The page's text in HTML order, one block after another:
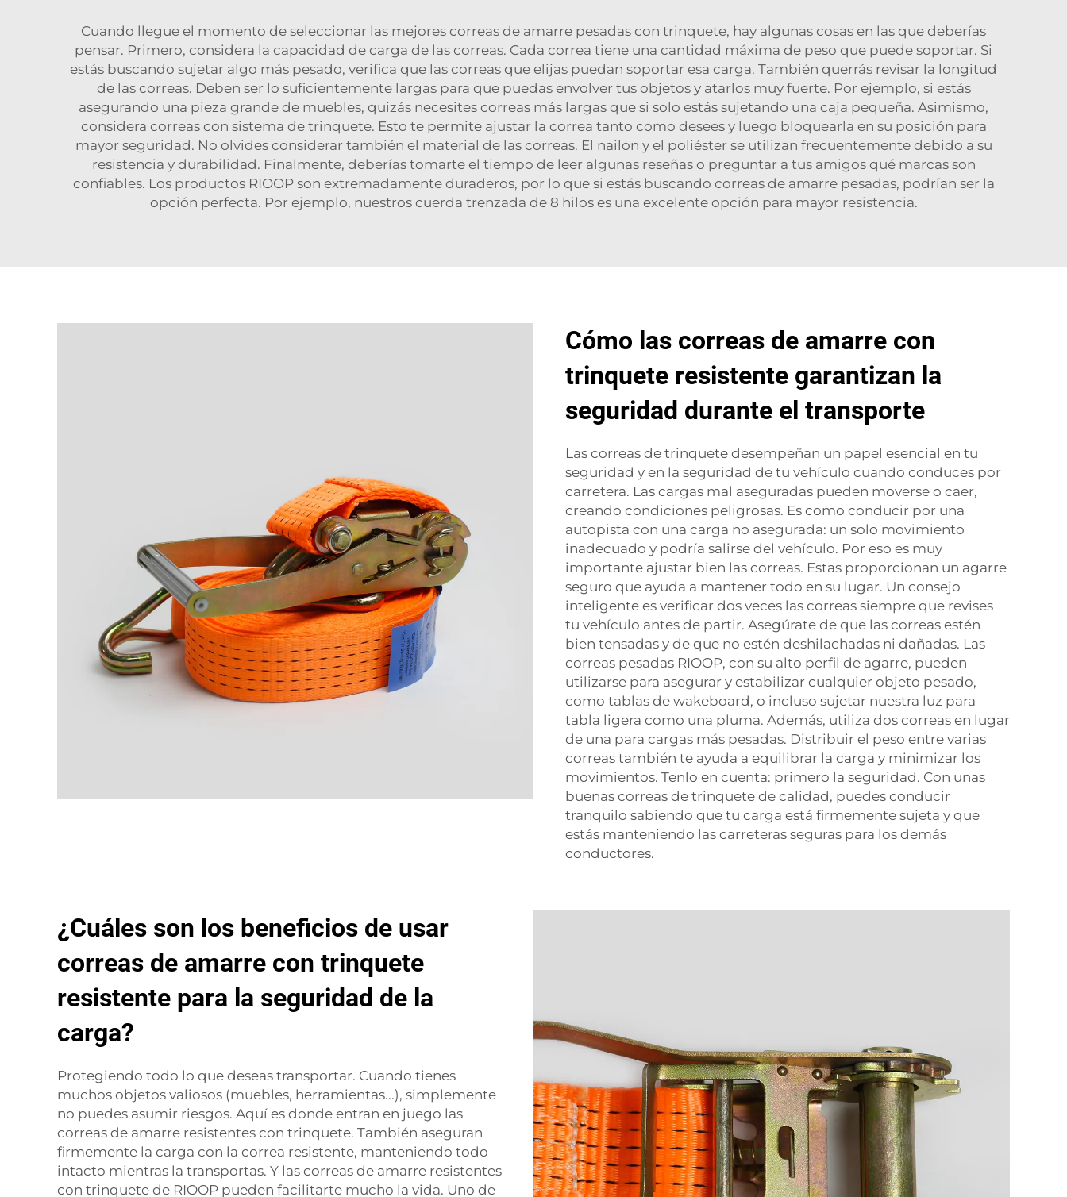
Cuando llegue el momento de seleccionar las mejores correas de amarre pesadas con trinquete, hay algunas cosas en las que deberías
pensar. Primero, considera la capacidad de carga de las correas. Cada correa tiene una cantidad máxima de peso que puede soportar. Si
estás buscando sujetar algo más pesado, verifica que las correas que elijas puedan soportar esa carga. También querrás revisar la longitud
de las correas. Deben ser lo suficientemente largas para que puedas envolver tus objetos y atarlos muy fuerte. Por ejemplo, si estás
asegurando una pieza grande de muebles, quizás necesites correas más largas que si solo estás sujetando una caja pequeña. Asimismo,
considera correas con sistema de trinquete. Esto te permite ajustar la correa tanto como desees y luego bloquearla en su posición para
mayor seguridad. No olvides considerar también el material de las correas. El nailon y el poliéster se utilizan frecuentemente debido a su
resistencia y durabilidad. Finalmente, deberías tomarte el tiempo de leer algunas reseñas o preguntar a tus amigos qué marcas son
confiables. Los productos RIOOP son extremadamente duraderos, por lo que si estás buscando correas de amarre pesadas, podrían ser la
opción perfecta. Por ejemplo, nuestros cuerda trenzada de 8 hilos es una excelente opción para mayor resistencia.
Cómo las correas de amarre con
trinquete resistente garantizan la
seguridad durante el transporte
Las correas de trinquete desempeñan un papel esencial en tu
seguridad y en la seguridad de tu vehículo cuando conduces por
carretera. Las cargas mal aseguradas pueden moverse o caer,
creando condiciones peligrosas. Es como conducir por una
autopista con una carga no asegurada: un solo movimiento
inadecuado y podría salirse del vehículo. Por eso es muy
importante ajustar bien las correas. Estas proporcionan un agarre
seguro que ayuda a mantener todo en su lugar. Un consejo
inteligente es verificar dos veces las correas siempre que revises
tu vehículo antes de partir. Asegúrate de que las correas estén
bien tensadas y de que no estén deshilachadas ni dañadas. Las
correas pesadas RIOOP, con su alto perfil de agarre, pueden
utilizarse para asegurar y estabilizar cualquier objeto pesado,
como tablas de wakeboard, o incluso sujetar nuestra luz para
tabla ligera como una pluma. Además, utiliza dos correas en lugar
de una para cargas más pesadas. Distribuir el peso entre varias
correas también te ayuda a equilibrar la carga y minimizar los
movimientos. Tenlo en cuenta: primero la seguridad. Con unas
buenas correas de trinquete de calidad, puedes conducir
tranquilo sabiendo que tu carga está firmemente sujeta y que
estás manteniendo las carreteras seguras para los demás
conductores.
¿Cuáles son los beneficios de usar
correas de amarre con trinquete
resistente para la seguridad de la
carga?
Protegiendo todo lo que deseas transportar. Cuando tienes
muchos objetos valiosos (muebles, herramientas...), simplemente
no puedes asumir riesgos. Aquí es donde entran en juego las
correas de amarre resistentes con trinquete. También aseguran
firmemente la carga con la correa resistente, manteniendo todo
intacto mientras la transportas. Y las correas de amarre resistentes
con trinquete de RIOOP pueden facilitarte mucho la vida. Uno de